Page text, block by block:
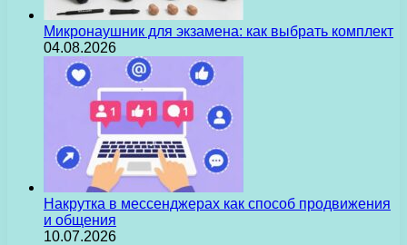
Микронаушник для экзамена: как выбрать комплект
04.08.2026
Накрутка в мессенджерах как способ продвижения
и общения
10.07.2026